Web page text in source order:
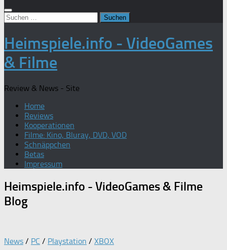
Suchen
nach:
Heimspiele.info - VideoGames
& Filme
Review & News - Site
Home
Reviews
Kooperationen
Filme: Kino, Bluray, DVD, VOD
Schnäppchen
Betas
Impressum
Heimspiele.info - VideoGames & Filme
Blog
News / PC / Playstation / XBOX